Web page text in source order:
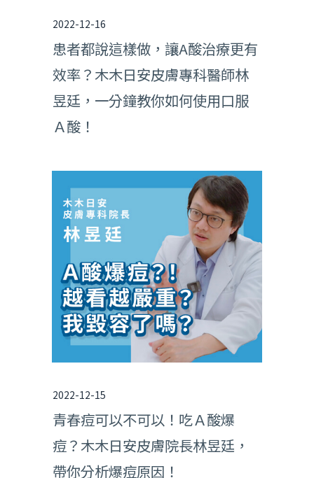
2022-12-16
患者都說這樣做，讓A酸治療更有
效率？木木日安皮膚專科醫師林
昱廷，一分鐘教你如何使用口服
Ａ酸！
2022-12-15
青春痘可以不可以！吃Ａ酸爆
痘？木木日安皮膚院長林昱廷，
帶你分析爆痘原因！